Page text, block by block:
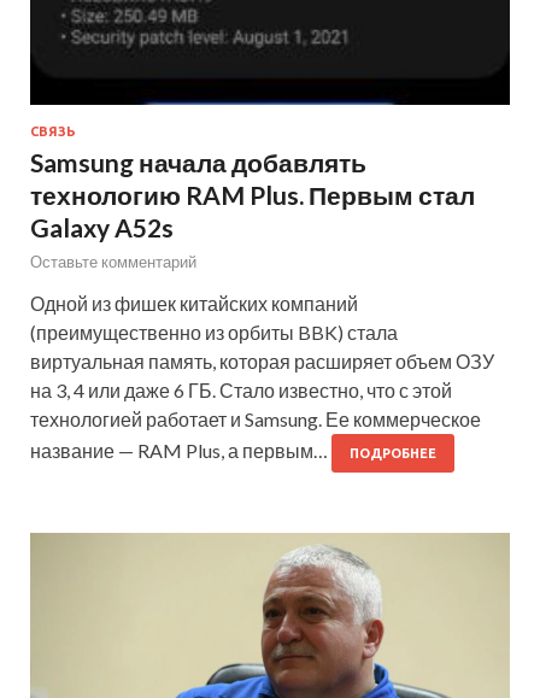
СВЯЗЬ
Samsung начала добавлять
технологию RAM Plus. Первым стал
Galaxy A52s
Оставьте комментарий
Одной из фишек китайских компаний
(преимущественно из орбиты BBK) стала
виртуальная память, которая расширяет объем ОЗУ
на 3, 4 или даже 6 ГБ. Стало известно, что с этой
технологией работает и Samsung. Ее коммерческое
название — RAM Plus, а первым…
ПОДРОБНЕЕ